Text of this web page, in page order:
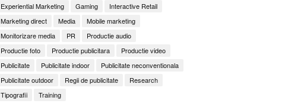
Experiential Marketing
Gaming
Interactive Retail
Marketing direct
Media
Mobile marketing
Monitorizare media
PR
Productie audio
Productie foto
Productie publicitara
Productie video
Publicitate
Publicitate indoor
Publicitate neconventionala
Publicitate outdoor
Regii de publicitate
Research
Tipografii
Training